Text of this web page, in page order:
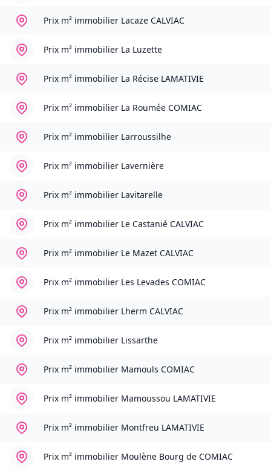
Prix m² immobilier Lacaze CALVIAC
Prix m² immobilier La Luzette
Prix m² immobilier La Récise LAMATIVIE
Prix m² immobilier La Roumée COMIAC
Prix m² immobilier Larroussilhe
Prix m² immobilier Lavernière
Prix m² immobilier Lavitarelle
Prix m² immobilier Le Castanié CALVIAC
Prix m² immobilier Le Mazet CALVIAC
Prix m² immobilier Les Levades COMIAC
Prix m² immobilier Lherm CALVIAC
Prix m² immobilier Lissarthe
Prix m² immobilier Mamouls COMIAC
Prix m² immobilier Mamoussou LAMATIVIE
Prix m² immobilier Montfreu LAMATIVIE
Prix m² immobilier Moulène Bourg de COMIAC